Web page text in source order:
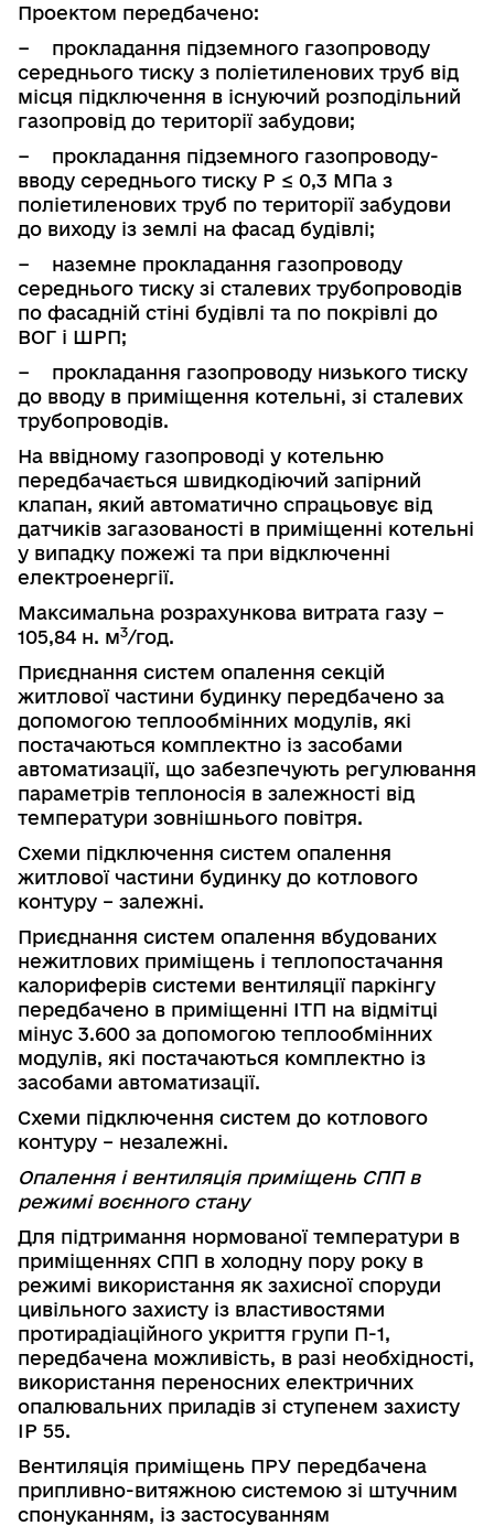
Проектом передбачено:
−
прокладання підземного газопроводу
середнього тиску з поліетиле­нових труб від
місця підключення в існуючий розподільний
газопровід до території забудови;
−
прокладання підземного газопроводу-
вводу середнього тиску Р ≤ 0,3 МПа з
поліетиленових труб по території забудови
до виходу із землі на фасад будівлі;
−
наземне прокладання газопроводу
середнього тиску зі сталевих трубо­проводів
по фасадній стіні будівлі та по покрівлі до
ВОГ і ШРП;
−
прокладання газопроводу низького тиску
до вводу в приміщення котельні, зі сталевих
трубопроводів.
На ввідному газопроводі у котельню
передбачається швидкодіючий запірний
клапан, який автоматично спрацьовує від
датчиків загазованості в приміщенні котельні
у випадку пожежі та при відключенні
електроенергії.
Максимальна розрахункова витрата газу −
105,84 н. м3/год.
Приєднання систем опалення секцій
житлової частини будинку передбачено за
допомогою теплообмінних модулів, які
постачаються комп­лектно із засобами
автоматизації, що забезпечують регулювання
параметрів теплоносія в залежності від
температури зовнішнього повітря.
Схеми підключення систем опалення
житлової частини будинку до котлового
контуру – залежні.
Приєднання систем опалення вбудованих
нежитлових приміщень і теплопостачання
калориферів системи вентиляції паркінгу
передбачено в приміщенні ІТП на відмітці
мінус 3.600 за допомогою теплообмінних
модулів, які постачаються комплектно із
засобами автоматизації.
Схеми підключення систем до котлового
контуру – незалежні.
Опалення і вентиляція приміщень СПП в
режимі воєнного стану
Для підтримання нормованої температури в
приміщеннях СПП в холодну пору року в
режимі використання як захисної споруди
цивільного захисту із властивостями
протирадіаційного укриття групи П-1,
передбачена можливість, в разі необхідності,
використання переносних електричних
опалювальних приладів зі ступенем захисту
IP 55.
Вентиляція приміщень ПРУ передбачена
припливно-витяжною сис­темою зі штучним
спонуканням, із застосуванням